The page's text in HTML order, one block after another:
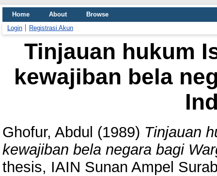
Home About
Browse
Login
Registrasi Akun
Tinjauan hukum
kewajiban bela
Ghofur, Abdul (1989) Tinjauan
kewajiban bela negara bagi
thesis, IAIN Sunan Ampel